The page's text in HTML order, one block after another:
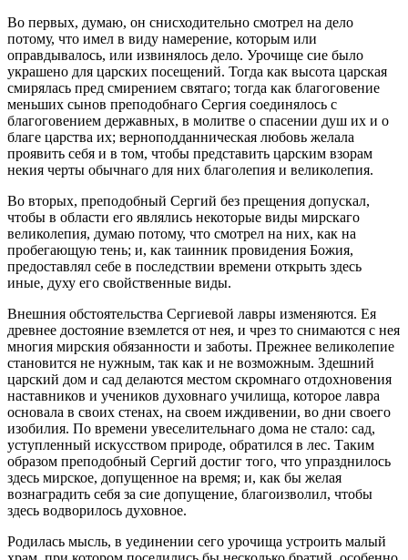
Во первых, думаю, он снисходительно смотрел на дело
потому, что имел в виду намерение, которым или
оправдывалось, или извинялось дело. Урочище сие было
украшено для царских посещений. Тогда как высота царская
смирялась пред смирением святаго; тогда как благоговение
меньших сынов преподобнаго Сергия соединялось с
благоговением державных, в молитве о спасении душ их и о
благе царства их; верноподданническая любовь желала
проявить себя и в том, чтобы представить царским взорам
некия черты обычнаго для них благолепия и великолепия.
Во вторых, преподобный Сергий без прещения допускал,
чтобы в области его являлись некоторые виды мирскаго
великолепия, думаю потому, что смотрел на них, как на
пробегающую тень; и, как таинник провидения Божия,
предоставлял себе в последствии времени открыть здесь
иные, духу его свойственные виды.
Внешния обстоятельства Сергиевой лавры изменяются. Ея
древнее достояние вземлется от нея, и чрез то снимаются с нея
многия мирския обязанности и заботы. Прежнее великолепие
становится не нужным, так как и не возможным. Здешний
царский дом и сад делаются местом скромнаго отдохновения
наставников и учеников духовнаго училища, которое лавра
основала в своих стенах, на своем иждивении, во дни своего
изобилия. По времени увеселительнаго дома не стало: сад,
уступленный искусством природе, обратился в лес. Таким
образом преподобный Сергий достиг того, что упразднилось
здесь мирское, допущенное на время; и, как бы желая
вознаградить себя за сие допущение, благоизволил, чтобы
здесь водворилось духовное.
Родилась мысль, в уединении сего урочища устроить малый